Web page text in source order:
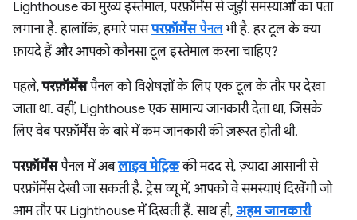
Lighthouse का मुख्य इस्तेमाल, परफ़ॉर्मेंस से जुड़ी समस्याओं का पता
लगाना है. हालांकि, हमारे पासपरफ़ॉर्मेंसपैनलभी है. हर टूल के क्या
फ़ायदे हैं और आपको कौनसा टूल इस्तेमाल करना चाहिए?
पहले,परफ़ॉर्मेंसपैनल को विशेषज्ञों के लिए एक टूल के तौर पर देखा
जाता था. वहीं, Lighthouse एक सामान्य जानकारी देता था, जिसके
लिए वेब परफ़ॉर्मेंस के बारे में कम जानकारी की ज़रूरत होती थी.
परफ़ॉर्मेंसपैनल में अबलाइव मेट्रिककी मदद से, ज़्यादा आसानी से
परफ़ॉर्मेंस देखी जा सकती है. ट्रेस व्यू में, आपको वे समस्याएं दिखेंगी जो
आम तौर पर Lighthouse में दिखती हैं. साथ ही, अहम जानकारी